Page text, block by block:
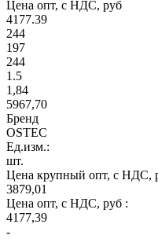
Цена опт, с НДС, руб
4177.39
244
197
244
1.5
1,84
5967,70
Бренд
OSTEC
Ед.изм.:
шт.
Цена крупный опт, с НДС,
3879,01
Цена опт, с НДС, руб :
4177,39
-